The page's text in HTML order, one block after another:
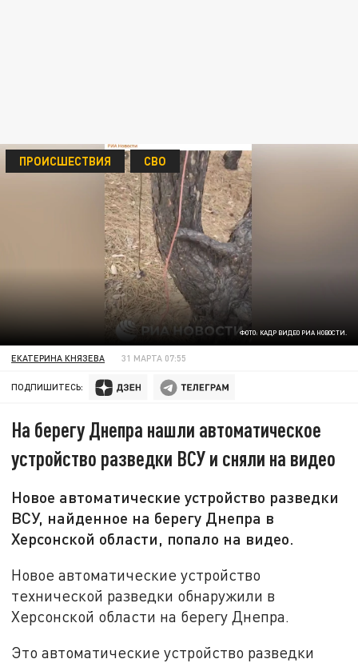
ФОТО: КАДР ВИДЕО РИА НОВОСТИ.
ПРОИСШЕСТВИЯ СВО
ЕКАТЕРИНА КНЯЗЕВА 31 МАРТА 07:55
ПОДПИШИТЕСЬ:
На берегу Днепра нашли автоматическое
устройство разведки ВСУ и сняли на видео
Новое автоматические устройство разведки
ВСУ, найденное на берегу Днепра в
Херсонской области, попало на видео.
Новое автоматические устройство
технической разведки обнаружили в
Херсонской области на берегу Днепра.
Это автоматические устройство разведки